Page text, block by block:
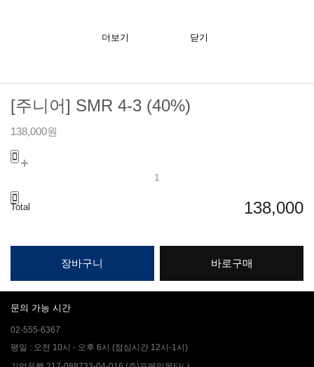
더보기 닫기
[주니어] SMR 4-3 (40%)
138,000원
Total 138,000
장바구니 바로구매
문의 가능 시간
02-555-6367
평일 : 오전 10시 - 오후 6시 (점심시간 12시-1시)